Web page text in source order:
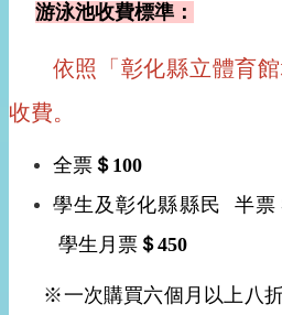
游泳池收費標準：
依照「彰化縣立體育
收費。
全票 ＄100
學生及彰化縣縣民 半票
學生月票 ＄450
※一次購買六個月以上八折